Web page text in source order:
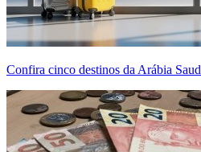
Confira cinco destinos da Arábia